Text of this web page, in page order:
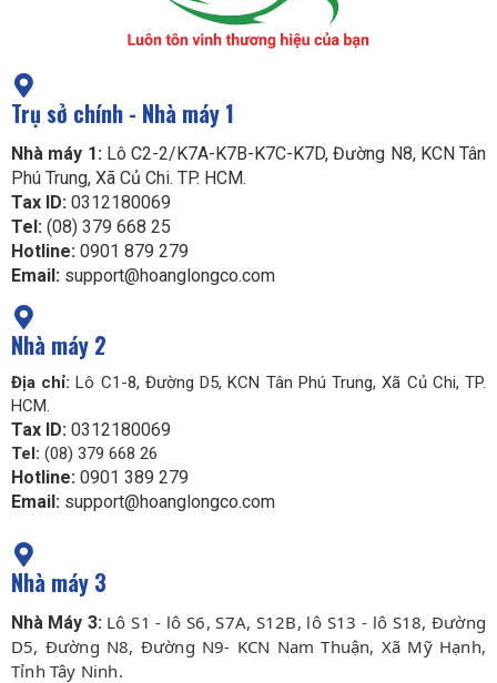
Trụ sở chính - Nhà máy 1
Nhà máy 1: Lô C2-2/K7A-K7B-K7C-K7D, Đường N8, KCN Tân
Phú Trung, Xã Củ Chi. TP. HCM.
Tax ID: 0312180069
Tel: (08) 379 668 25
Hotline: 0901 879 279
Email: support@hoanglongco.com
Nhà máy 2
Địa chỉ: Lô C1-8, Đường D5, KCN Tân Phú Trung, Xã Củ Chi, TP.
HCM.
Tax ID: 0312180069
Tel: (08) 379 668 26
Hotline: 0901 389 279
Email: support@hoanglongco.com
Nhà máy 3
Nhà Máy 3: Lô S1 - lô S6, S7A, S12B, lô S13 - lô S18, Đường
D5, Đường N8, Đường N9- KCN Nam Thuận, Xã Mỹ Hạnh,
Tỉnh Tây Ninh.